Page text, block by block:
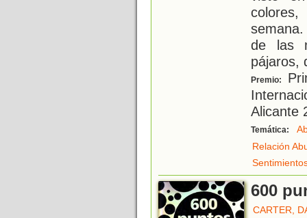
de las
pájaros,
Premio:
Alicante
Temática:
Relación
600
CARTER,